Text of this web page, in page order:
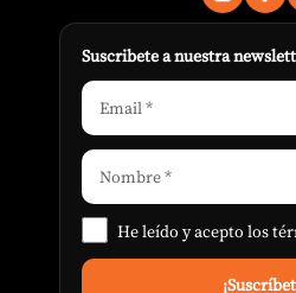
Suscribete a nuestra
He leído y acepto los